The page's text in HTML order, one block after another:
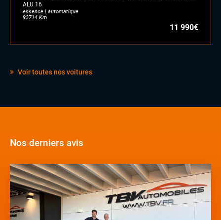
ALU 16
essence | automatique
93714 Km
11 990€
Voir toutes nos voitures
Nos derniers avis